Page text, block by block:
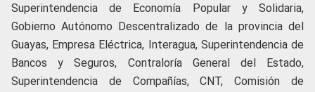
Superintendencia de Economía Popular y Solidaria,
Gobierno Autónomo Descentralizado de la provincia del
Guayas, Empresa Eléctrica, Interagua, Superintendencia de
Bancos y Seguros, Contraloría General del Estado,
Superintendencia de Compañías, CNT, Comisión de